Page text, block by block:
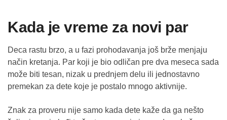
Kada je vreme za novi par
Deca rastu brzo, a u fazi prohodavanja još brže menjaju
način kretanja. Par koji je bio odličan pre dva meseca sada
može biti tesan, nizak u prednjem delu ili jednostavno
premekan za dete koje je postalo mnogo aktivnije.
Znak za proveru nije samo kada dete kaže da ga nešto